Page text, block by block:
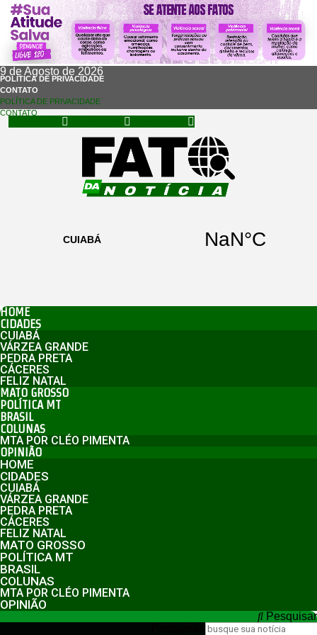
9 de Agosto de 2026
POLÍTICA DE PRIVACIDADE
CONTATO
POLÍTICA DE PRIVACIDADE
CONTATO
HOME
CIDADES
CUIABÁ
VÁRZEA GRANDE
PEDRA PRETA
CÁCERES
FELIZ NATAL
MATO GROSSO
POLÍTICA MT
BRASIL
COLUNAS
MTA POR CLÉO PIMENTA
OPINIÃO
HOME
CIDADES
CUIABÁ
VÁRZEA GRANDE
PEDRA PRETA
CÁCERES
FELIZ NATAL
MATO GROSSO
POLÍTICA MT
BRASIL
COLUNAS
MTA POR CLÉO PIMENTA
OPINIÃO
Pesquisar